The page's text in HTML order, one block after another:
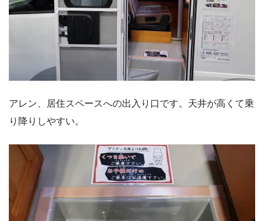
アレン、居住スペースへの出入り口です。天井が高くて乗
り降りしやすい。